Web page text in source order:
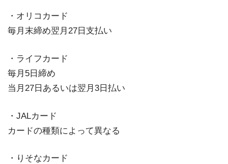
・オリコカード
毎月末締め翌月27日支払い
・ライフカード
毎月5日締め
当月27日あるいは翌月3日払い
・JALカード
カードの種類によって異なる
・りそなカード